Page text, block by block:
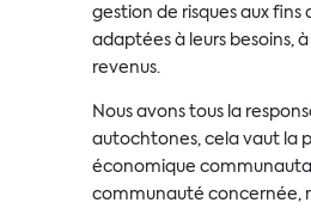
gestion de risques aux
adaptées à leurs besoins,
revenus.
Nous avons tous la
autochtones, cela vaut la
économique
communauté concernée,